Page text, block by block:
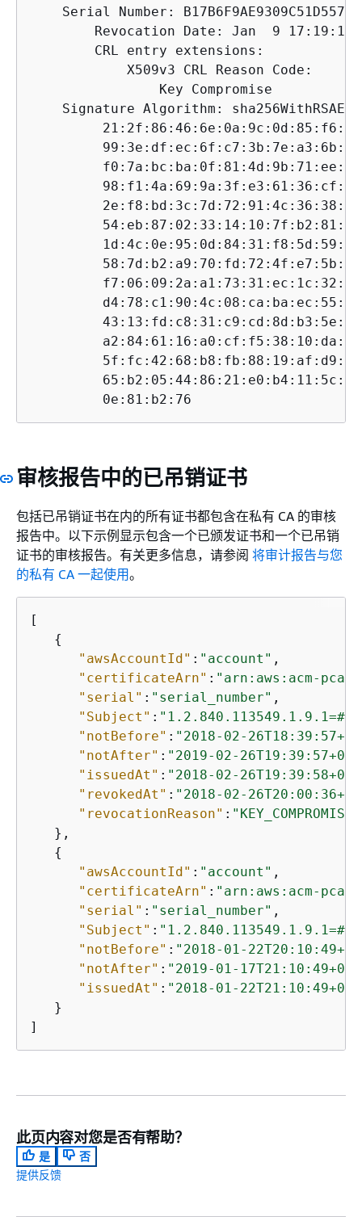
Serial Number:
Revocation Date: Jan  9 17:19:17
        CRL entry extensions:
            X509v3 CRL Reason Code:
                Key Compromise
Signature Algorithm:
         0e:81:b2:76
审核报告中的已吊销证书
包括已吊销证书在内的所有证书都包含在私有 CA 的审核
报告中。以下示例显示包含一个已颁发证书和一个已吊销
证书的审核报告。有关更多信息，请参阅 将审计报告与您
的私有 CA 一起使用。
[
{
"awsAccountId" : "account" ,
"certificateArn" : "arn:aws:acm-
"serial" : "serial_number" ,
"Subject" :
"notBefore" : "2018-02-
"notAfter" : "2019-02-
"issuedAt" : "2018-02-
"revokedAt" : "2018-02-
"revocationReason" : "KEY_COMPROMISE"
   },
{
"awsAccountId" : "account" ,
"certificateArn" : "arn:aws:acm-
"serial" : "serial_number" ,
"Subject" :
"notBefore" : "2018-01-
"notAfter" : "2019-01-
"issuedAt" : "2018-01-
   }
]
此页内容对您是否有帮助？
是
否
提供反馈